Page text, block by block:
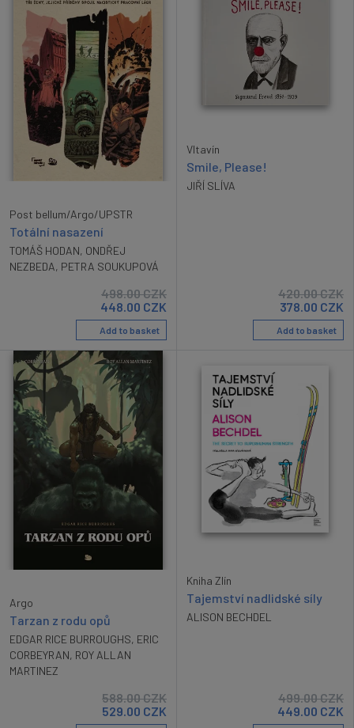
Post bellum/Argo/UPSTR
Totální nasazení
TOMÁŠ HODAN, ONDŘEJ
NEZBEDA, PETRA SOUKUPOVÁ
498.00CZK
448.00 CZK
Add to basket
Vltavín
Smile, Please!
JIŘÍ SLÍVA
420.00CZK
378.00 CZK
Add to basket
Argo
Tarzan z rodu opů
EDGAR RICE BURROUGHS, ERIC
CORBEYRAN, ROY ALLAN
MARTINEZ
588.00CZK
529.00 CZK
Kniha Zlín
Tajemství nadlidské síly
ALISON BECHDEL
499.00CZK
449.00 CZK